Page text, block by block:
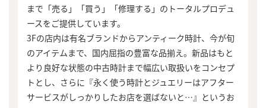
まで「売る」「買う」「修理する」のトータルプロデュ
ースをご提供しています。
3Fの店内は有名ブランドからアンティーク時計、今が旬
のアイテムまで、国内屈指の豊富な品揃え。新品はもと
より良好な状態の中古時計まで幅広い取扱いをコンセプ
トとし、さらに『永く使う時計とジュエリーはアフター
サービスがしっかりしたお店を選ばないと…』というお
まずは